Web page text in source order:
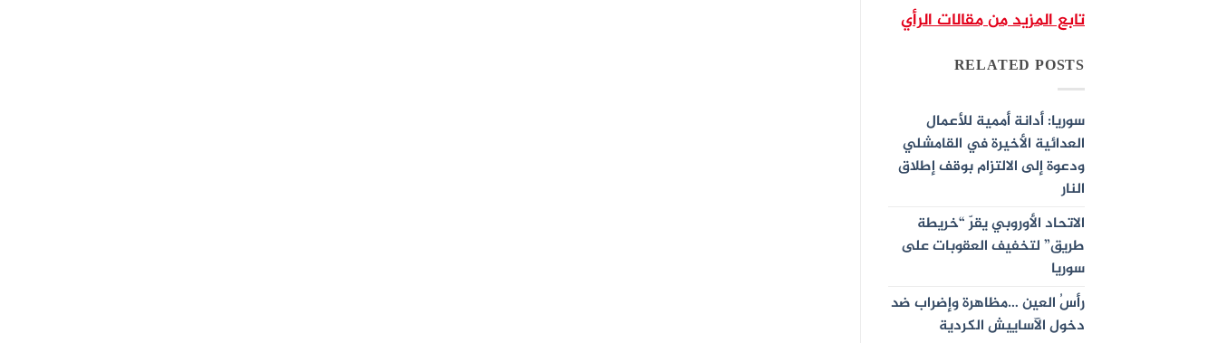
تابع المزيد من مقالات الرأي
RELATED POSTS
سوريا: أدانة أممية للأعمال
العدائية الأخيرة في القامشلي
ودعوة إلى الالتزام بوقف إطلاق
النار
الاتحاد الأوروبي يقرّ “خريطة
طريق” لتخفيف العقوبات على
سوريا
رأسُ العين …مظاهرة وإضراب ضد
دخول الآساييش الكردية